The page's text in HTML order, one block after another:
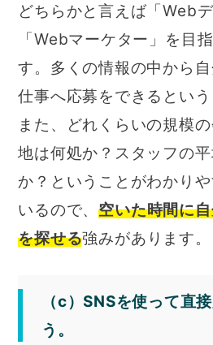
どちらかと言えば「Webデ
「Webマーケター」を目
す。多くの情報の中から
仕事へ応募をできるという
また、どれくらいの規模
地は何処か？スタッフの
か？ということがわかり
いるので、空いた時間に
を探せる強みがあります。
（c）SNSを使って直
う。